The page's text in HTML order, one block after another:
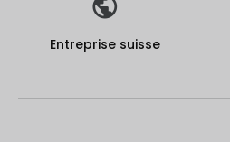
Entreprise suisse